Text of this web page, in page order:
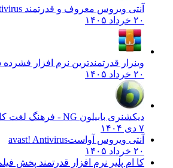
آنتی ویروس معروف و قدرتمند NOD32
۲۰ خرداد ۱۴۰۵
وینرار قدرتمندترین نرم افزار
۲۰ خرداد ۱۴۰۵
دیکشنری بابیلون NG - فرهنگ لغت کامپیوتر
۷ دی ۱۴۰۴
آنتی ویروس آواستavast! Antivirus
۲۰ خرداد ۱۴۰۵
کا ام پلیر نرم افزار قدرتمند پخش